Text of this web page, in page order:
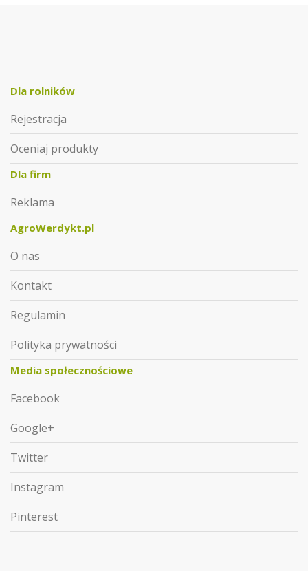
Dla rolników
Rejestracja
Oceniaj produkty
Dla firm
Reklama
AgroWerdykt.pl
O nas
Kontakt
Regulamin
Polityka prywatności
Media społecznościowe
Facebook
Google+
Twitter
Instagram
Pinterest